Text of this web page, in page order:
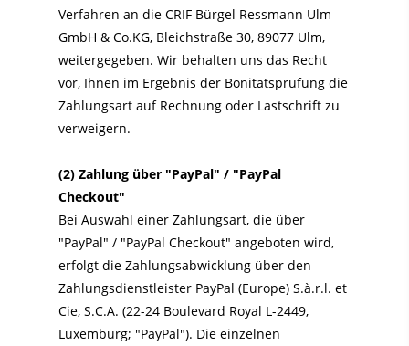
Verfahren an die CRIF Bürgel Ressmann Ulm
GmbH & Co.KG, Bleichstraße 30, 89077 Ulm,
weitergegeben. Wir behalten uns das Recht
vor, Ihnen im Ergebnis der Bonitätsprüfung die
Zahlungsart auf Rechnung oder Lastschrift zu
verweigern.
(2) Zahlung über "PayPal" / "PayPal
Checkout"
Bei Auswahl einer Zahlungsart, die über
"PayPal" / "PayPal Checkout" angeboten wird,
erfolgt die Zahlungsabwicklung über den
Zahlungsdienstleister PayPal (Europe) S.à.r.l. et
Cie, S.C.A. (22-24 Boulevard Royal L-2449,
Luxemburg; "PayPal"). Die einzelnen